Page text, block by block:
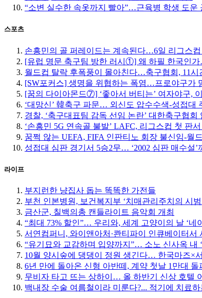
“소변 실수한 속옷까지 빨아”…근육병 학생 도운
스포츠
손흥민의 골 퍼레이드는 계속된다…6일 리그스컵
[유럽 명문 축구팀 방한 러시①] 왜 하필 한국인
월드컵 탈락 후폭풍이 몰아친다…축구협회, 11시
[SW포커스] 생명을 위협하는 폭염…프로야구가
[꿈의 다이아몬드⑦] ‘좋아서 버티는’ 여자야구,
‘대망신’ 韓축구 파문… 외신도 압수수색-성접대
경찰, ‘축구대표팀 감독 선임 논란’ 대한축구협회
‘손흥민 5G 연속골 불발’ LAFC, 리그스컵 첫 판
꿈쩍 않는 UEFA, FIFA 인판티노 회장 불신임-월
성접대 심판 경기서 5승2무… ‘2002 심판 매수설
라이프
부지런한 냥집사 돕는 똑똑한 가전들
부천 인본병원, 보건복지부 ‘치매관리주치의 시
금산군, 칠백의총 캔들라이트 음악회 개최
“최대 73% 할인”… 우리와, 세계 고양이의 날 ‘네
서연컴퍼니, 와이앤아처·콴티파이 인큐베이터
“유기묘와 교감하며 입양까지”… 소노 신사옥 내
10월 양시숲에 댕댕이 정원 생긴다… 한국마즈×
6년 만에 돌아온 신형 아반떼, 계약 첫날 1만대 돌
무비자 타고 뜨는 상하이… 올 하반기 신상 호텔
백내장 수술 여름철이라 미룬다?... 적기에 치료하